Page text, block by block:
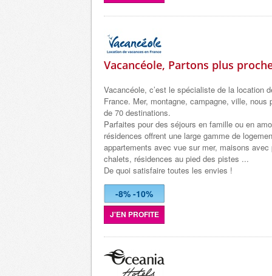
Vacancéole, Partons plus
Vacancéole, c’est le spécialiste de la location
France. Mer, montagne, campagne, ville, nous
de 70 destinations.
Parfaites pour des séjours en famille ou en
résidences offrent une large gamme de
appartements avec vue sur mer, maisons
chalets, résidences au pied des pistes ...
De quoi satisfaire toutes les envies !
-8% -10%
J'EN PROFITE